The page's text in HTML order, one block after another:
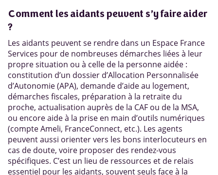
Comment les aidants peuvent s’y faire aider
?
Les aidants peuvent se rendre dans un Espace France
Services pour de nombreuses démarches liées à leur
propre situation ou à celle de la personne aidée :
constitution d’un dossier d’Allocation Personnalisée
d’Autonomie (APA), demande d’aide au logement,
démarches fiscales, préparation à la retraite du
proche, actualisation auprès de la CAF ou de la MSA,
ou encore aide à la prise en main d’outils numériques
(compte Ameli, FranceConnect, etc.). Les agents
peuvent aussi orienter vers les bons interlocuteurs en
cas de doute, voire proposer des rendez-vous
spécifiques. C’est un lieu de ressources et de relais
essentiel pour les aidants, souvent seuls face à la